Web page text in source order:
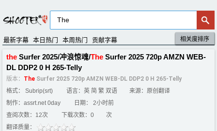
最新字幕 本日热门 本周热门 贡献字幕 默认排序
评分排序
相关度排序
the Surfer 2025/冲浪惊魂/The Surfer 2025 720p AMZN WEB-
DL DDP2 0 H 265-Telly
版本： The Surfer 2025 720p AMZN WEB-DL DDP2 0 H 265-Telly
格式： Subrip(srt)
语言：英 简 繁 双语
来源：原创翻译
制作：assrt.net 0day
日期： 2小时前
查阅次数：12次
下载次数： 0
次
翻译质量：